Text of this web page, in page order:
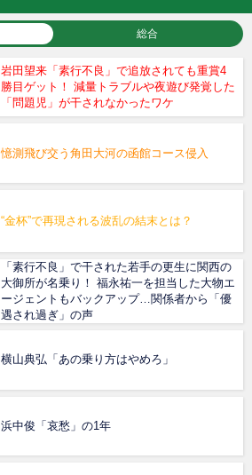
総合
岩田望来「素行不良」で追放されても重賞4
勝目ゲット！ 減量トラブルや夜遊び発覚した
「問題児」が干されなかったワケ
憶測飛び交う角田大河の函館コース侵入
“金杯”で再現される波乱の結末とは？
「素行不良」で干された若手の更生に関西の
大御所が名乗り！ 福永祐一を担当した大物エ
ージェントもバックアップ…関係者から「優
遇され過ぎ」の声
横山典弘「あの乗り方はやめろ」
浜中俊「哀愁」の1年